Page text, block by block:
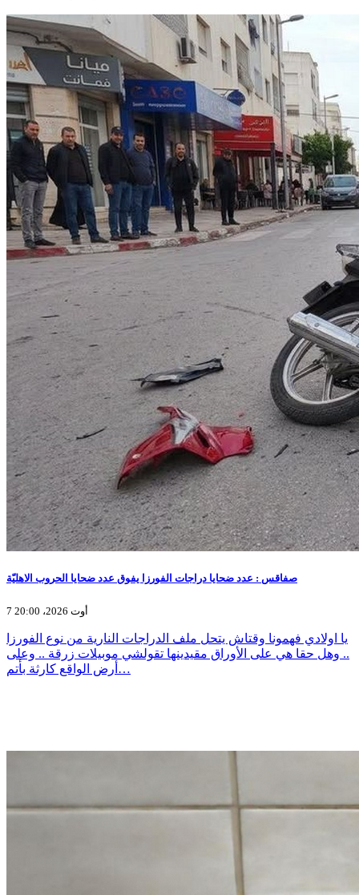
صفاقس : عدد ضحايا دراجات الفورزا يفوق عدد ضحايا الحروب الاهليّة
7 أوت 2026، 20:00
يا اولادي فهمونا وقتاش يتحل ملف الدراجات النارية من نوع الفورزا
.. وهل حقا هي على الأوراق مقيدينها تقولشي موبيلات زرقة .. وعلى
أرض الواقع كارثة بأتم…